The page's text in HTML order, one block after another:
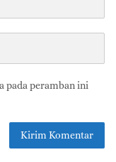
pada peramban ini